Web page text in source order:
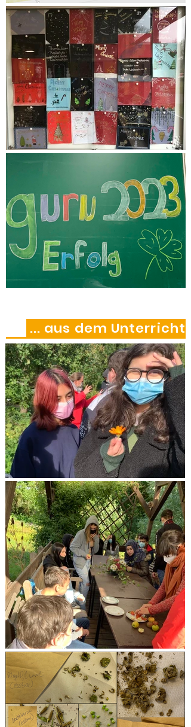
... aus dem Unterricht